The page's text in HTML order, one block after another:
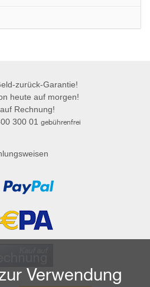
zurück-Garantie!
heute auf morgen!
Rechnung!
300 01 gebührenfrei
Verwendung